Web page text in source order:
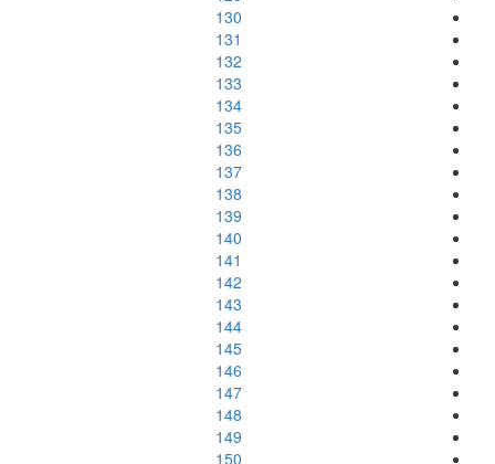
130
131
132
133
134
135
136
137
138
139
140
141
142
143
144
145
146
147
148
149
150